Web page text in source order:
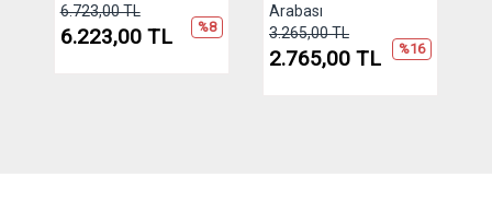
6.723,00 TL
%8
6.223,00 TL
Arabası
3.265,00 TL
%16
2.765,00 TL